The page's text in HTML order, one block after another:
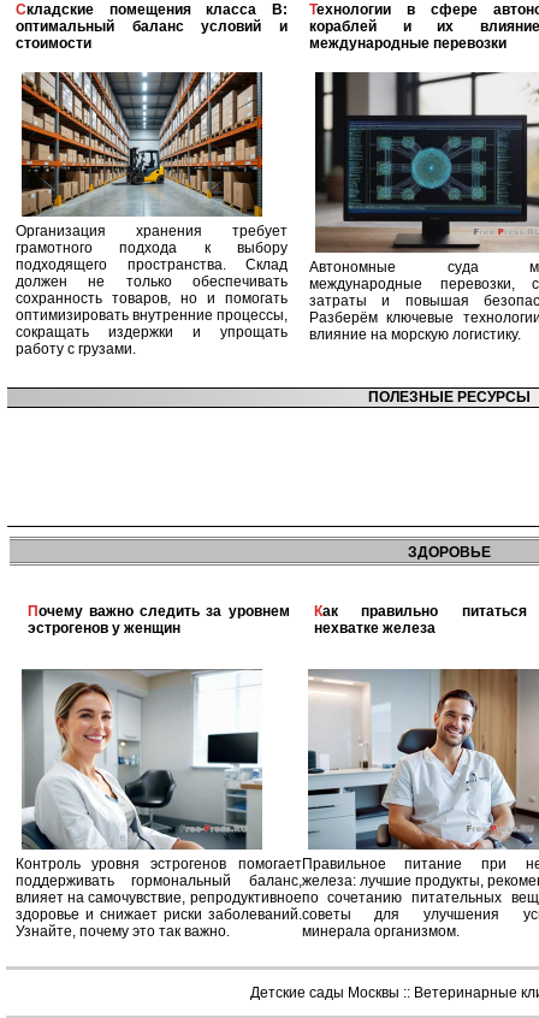
Складские помещения класса B:
оптимальный баланс условий и
стоимости
Организация хранения требует
грамотного подхода к выбору
подходящего пространства. Склад
должен не только обеспечивать
сохранность товаров, но и помогать
оптимизировать внутренние процессы,
сокращать издержки и упрощать
работу с грузами.
Технологии в сфере автономных
кораблей и их
международные перевозки
Автономные суда
международные перевозки,
затраты и повышая
Разберём ключевые
влияние на морскую логистику.
ПОЛЕЗНЫЕ РЕСУРСЫ
ЗДОРОВЬЕ
Почему важно следить за уровнем
эстрогенов у женщин
Контроль уровня эстрогенов помогает
поддерживать гормональный баланс,
влияет на самочувствие, репродуктивное
здоровье и снижает риски заболеваний.
Узнайте, почему это так важно.
Как правильно питаться при
нехватке железа
Правильное питание при
железа: лучшие продукты,
по сочетанию питательных
советы для улучшения
минерала организмом.
Детские сады Москвы :: Ветеринарные